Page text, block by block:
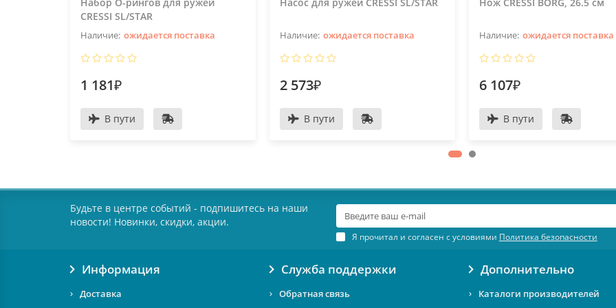
Набор О-рингов для ружей
CRESSI SL/STAR
ожидается поставка
1 181₽
В пути
Насос для ружей CRESSI SL/STAR
ожидается поставка
2 573₽
В пути
Нож CRESSI BORG, 26.5 см
ожидается поставка
6 107₽
В пути
Будьте в центре событий - подпишитесь на наши
новости! Новинки, скидки, акции.
Я прочитал и согласен с условиями Политика безопасности
Информация
Доставка
Служба поддержки
Обратная связь
Дополнительно
Каталоги производителей